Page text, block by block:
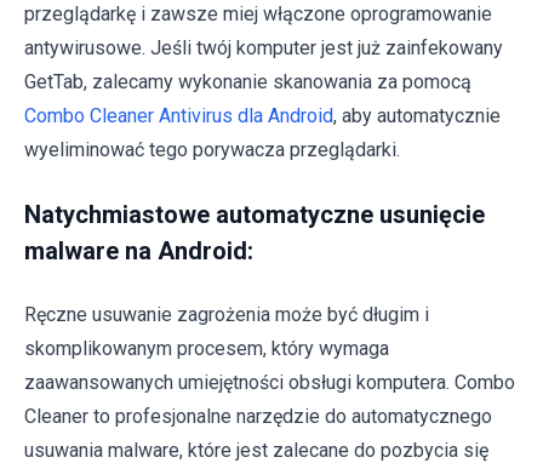
przeglądarkę i zawsze miej włączone oprogramowanie
antywirusowe. Jeśli twój komputer jest już zainfekowany
GetTab, zalecamy wykonanie skanowania za pomocą
Combo Cleaner Antivirus dla Android, aby automatycznie
wyeliminować tego porywacza przeglądarki.
Natychmiastowe automatyczne usunięcie
malware na Android:
Ręczne usuwanie zagrożenia może być długim i
skomplikowanym procesem, który wymaga
zaawansowanych umiejętności obsługi komputera. Combo
Cleaner to profesjonalne narzędzie do automatycznego
usuwania malware, które jest zalecane do pozbycia się